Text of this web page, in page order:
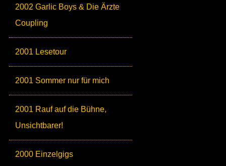
2002 Garlic Boys & Die Ärzte
Coupling
2001 Lesetour
2001 Sommer nur für mich
2001 Rauf auf die Bühne,
Unsichtbarer!
2000 Einzelgigs